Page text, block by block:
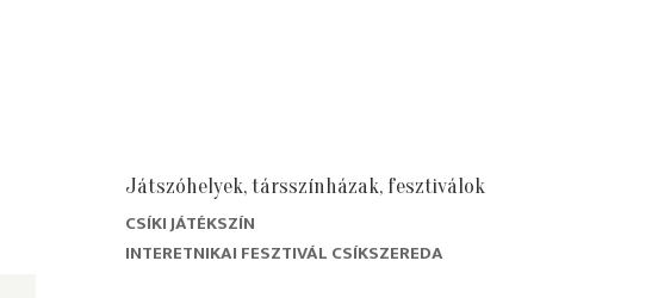
Játszóhelyek, társszínházak, fesztiválok
CSÍKI JÁTÉKSZÍN
INTERETNIKAI FESZTIVÁL CSÍKSZEREDA